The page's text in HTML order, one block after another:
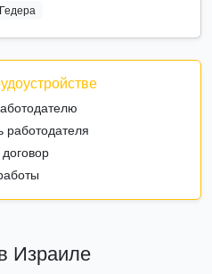
работодателя
Израиле